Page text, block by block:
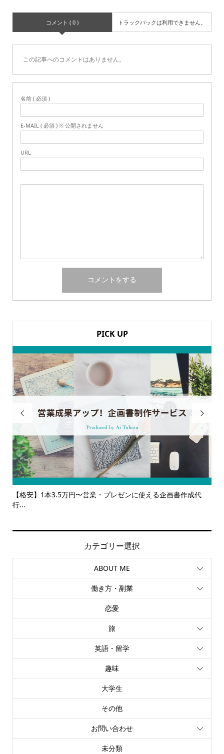
コメント ( 0 ) トラックバックは利用できません。
この記事へのコメントはありません。
名前 ( 必須 )
E-MAIL ( 必須 ) ※ 公開されません
URL
PICK UP

える企画書作成代
【サービス一覧】広報・企画・デザインの単

カテゴリー選択
ABOUT ME
働き方・副業
恋愛
旅
英語・留学
趣味
大学生
その他
お問い合わせ
未分類